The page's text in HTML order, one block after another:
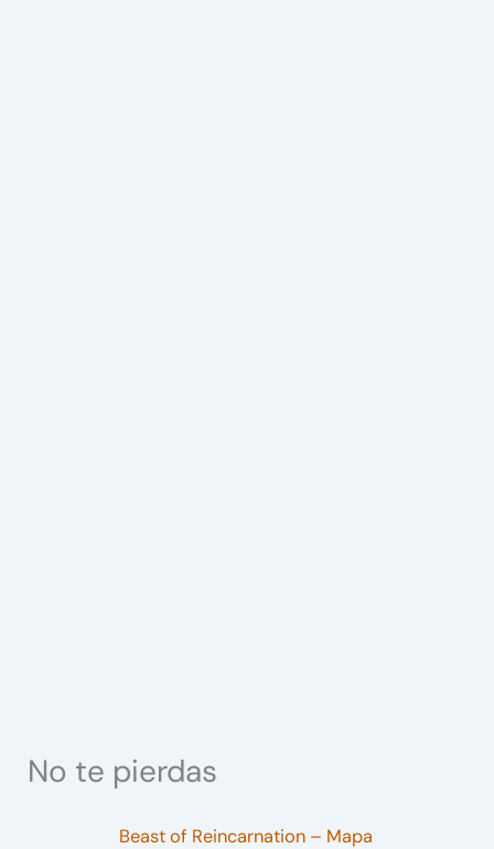
No te pierdas
Beast of Reincarnation – Mapa